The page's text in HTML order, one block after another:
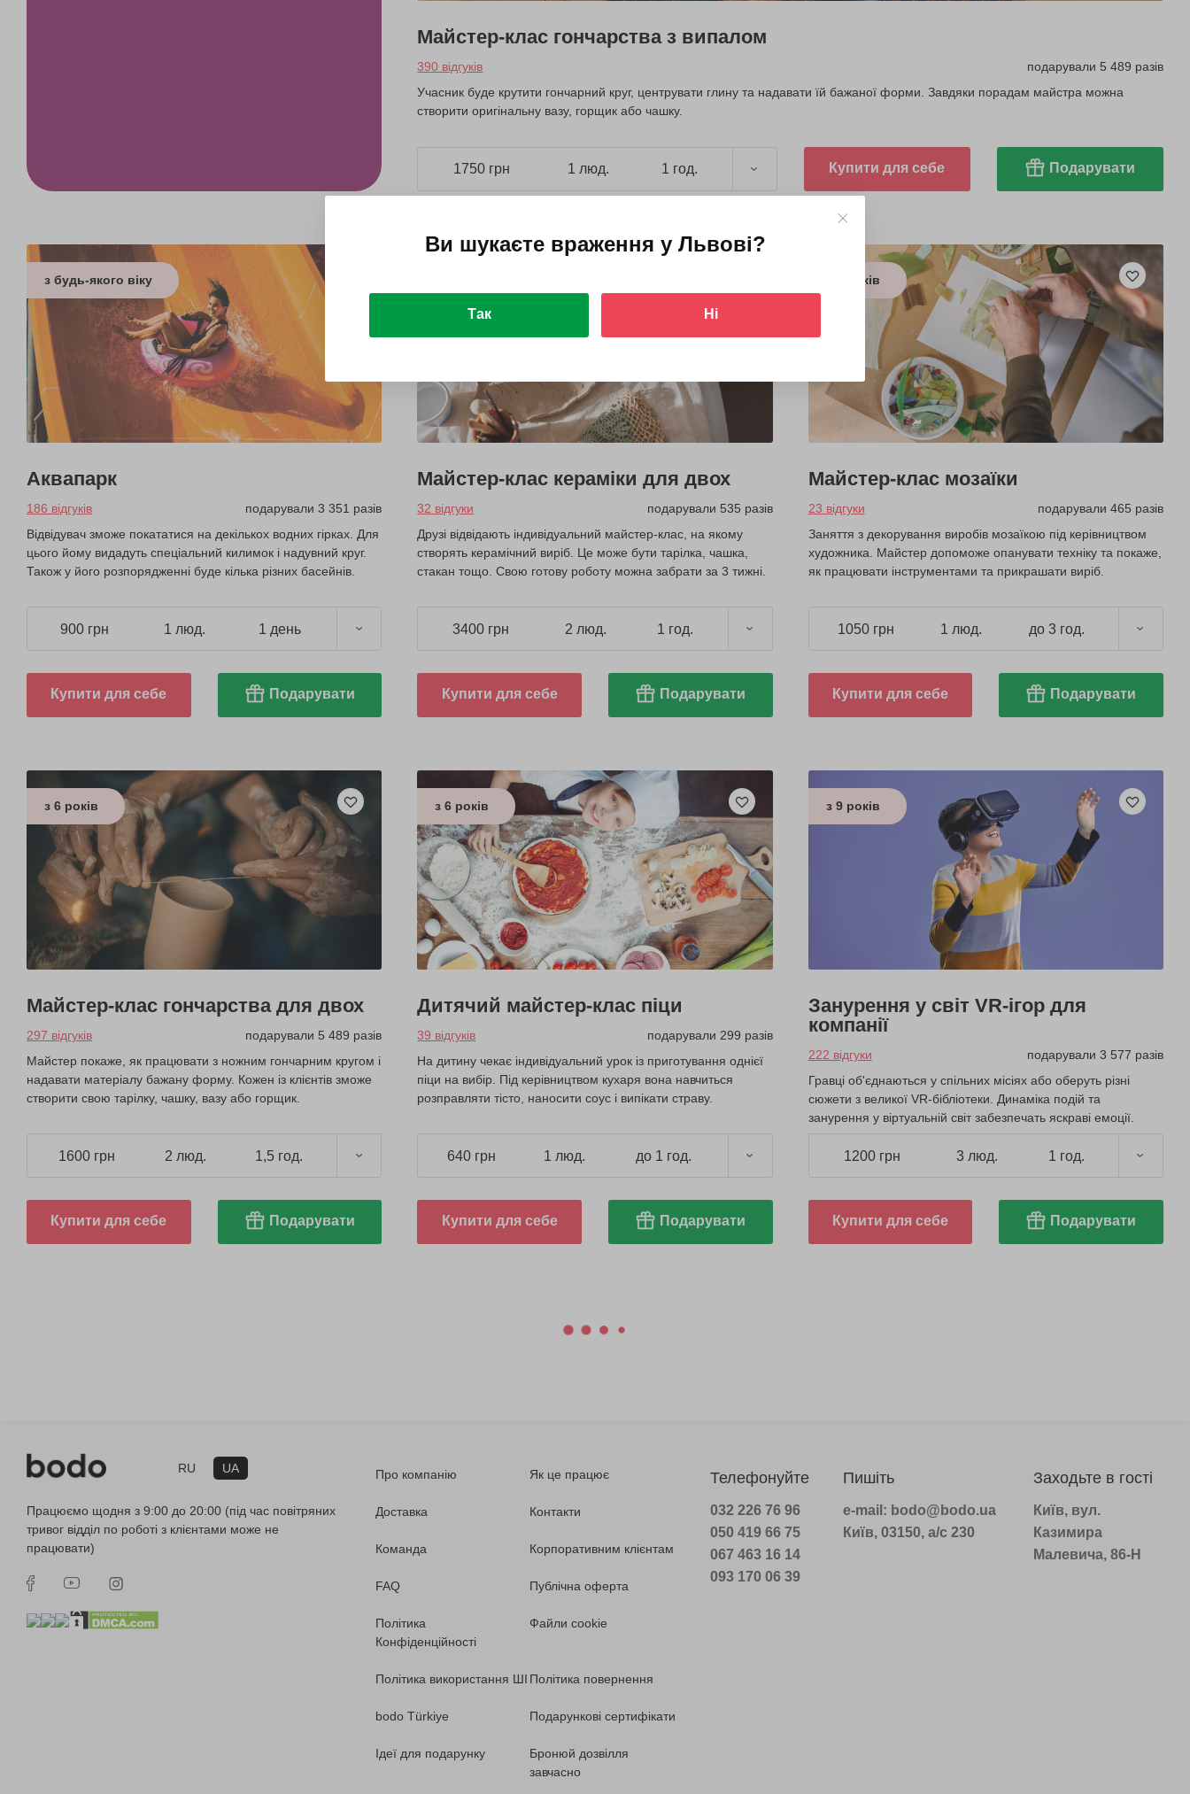
Майстер-клас гончарства з випалом
390 відгуків
подарували 5 489 разів
Учасник буде крутити гончарний круг, центрувати глину та надавати їй бажаної форми. Завдяки порадам майстра можна
створити оригінальну вазу, горщик або чашку.
1750 грн 1 люд. 1 год. Купити для себе Подарувати
з будь-якого віку
Аквапарк
186 відгуків
подарували 3 351 разів
Відвідувач зможе покататися на декількох водних гірках. Для
цього йому видадуть спеціальний килимок і надувний круг.
Також у його розпорядженні буде кілька різних басейнів.
900 грн 1 люд. 1 день
Купити для себе Подарувати
Майстер-клас кераміки для двох
32 відгуки
подарували 535 разів
Друзі відвідають індивідуальний майстер-клас, на якому
створять керамічний виріб. Це може бути тарілка, чашка,
стакан тощо. Свою готову роботу можна забрати за 3 тижні.
3400 грн 2 люд. 1 год.
Купити для себе Подарувати
з 6 років
Майстер-клас мозаїки
23 відгуки
подарували 465 разів
Заняття з декорування виробів мозаїкою під керівництвом
художника. Майстер допоможе опанувати техніку та покаже,
як працювати інструментами та прикрашати виріб.
1050 грн 1 люд. до 3 год.
Купити для себе Подарувати
з 6 років
Майстер-клас гончарства для двох
297 відгуків
подарували 5 489 разів
Майстер покаже, як працювати з ножним гончарним кругом і
надавати матеріалу бажану форму. Кожен із клієнтів зможе
створити свою тарілку, чашку, вазу або горщик.
1600 грн 2 люд. 1,5 год.
Купити для себе Подарувати
з 6 років
Дитячий майстер-клас піци
39 відгуків
подарували 299 разів
На дитину чекає індивідуальний урок із приготування однієї
піци на вибір. Під керівництвом кухаря вона навчиться
розправляти тісто, наносити соус і випікати страву.
640 грн 1 люд. до 1 год.
Купити для себе Подарувати
з 9 років
Занурення у світ VR-ігор для
компанії
222 відгуки
подарували 3 577 разів
Гравці об'єднаються у спільних місіях або оберуть різні
сюжети з великої VR-бібліотеки. Динаміка подій та
занурення у віртуальній світ забезпечать яскраві емоції.
1200 грн 3 люд. 1 год.
Купити для себе Подарувати
RU UA
Працюємо щодня з 9:00 до 20:00 (під час повітряних
тривог відділ по роботі з клієнтами може не
працювати)
Про компанію Як це працює
Доставка Контакти
Команда Корпоративним клієнтам
FAQ Публічна оферта
Політика
Конфіденційності
Файли cookie
Політика використання ШІ Політика повернення
bodo Türkiye Подарункові сертифікати
Ідеї для подарунку
Бронюй дозвілля
завчасно
Телефонуйте
032 226 76 96
050 419 66 75
067 463 16 14
093 170 06 39
Пишіть
e-mail: bodo@bodo.ua
Київ, 03150, а/с 230
Заходьте в гості
Київ, вул.
Казимира
Малевича, 86-Н
Ви шукаєте враження у Львові?
Так Ні